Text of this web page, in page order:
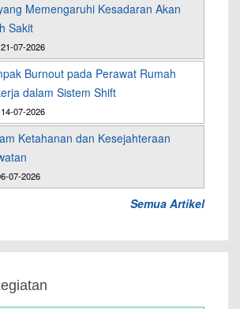
Memengaruhi Kesadaran Akan
Sakit
07-2026
Burnout pada Perawat Rumah
dalam Sistem Shift
07-2026
Ketahanan dan Kesejahteraan
07-2026
Semua Artikel